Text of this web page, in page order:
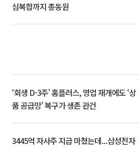
심복합까지 총동원
‘회생 D-3주’ 홈플러스, 영업 재개에도 ‘상
품 공급망’ 복구가 생존 관건
3445억 자사주 지급 마쳤는데...삼성전자